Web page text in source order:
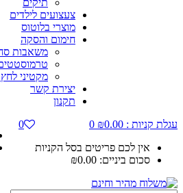
צעצועים לילדים
מוצרי בלוטוס
חימום והסקה
משאבות
מקטיני
יצירת קשר
תקנון
עגלת קניות :
₪0.00
0
אין לכם פריטים בסל הקניות
סכום ביניים:
₪0.00
0